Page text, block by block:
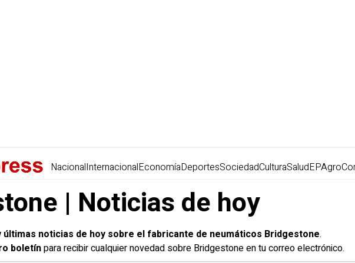
NacionalInternacionalEconomíaDeportesSociedadCulturaSaludEPAgro
| Noticias de hoy
últimas noticias de hoy sobre el fabricante de neumáticos Bridgestone.
boletínpara recibir cualquier novedad sobre Bridgestone en tu correo electrónico.